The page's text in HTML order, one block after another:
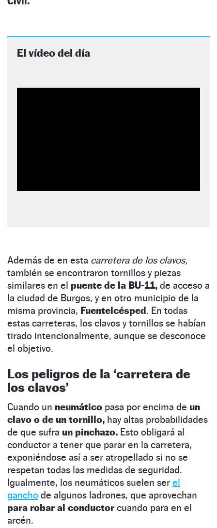
El vídeo del día
Además de en esta carretera de los clavos,
también se encontraron tornillos y piezas
similares en el puente de la BU-11, de acceso a
la ciudad de Burgos, y en otro municipio de la
misma provincia, Fuentelcésped. En todas
estas carreteras, los clavos y tornillos se habían
tirado intencionalmente, aunque se desconoce
el objetivo.
Los peligros de la ‘carretera de
los clavos’
Cuando un neumático pasa por encima de un
clavo o de un tornillo, hay altas probabilidades
de que sufra un pinchazo. Esto obligará al
conductor a tener que parar en la carretera,
exponiéndose así a ser atropellado si no se
respetan todas las medidas de seguridad.
Igualmente, los neumáticos suelen ser el
gancho de algunos ladrones, que aprovechan
para robar al conductorcuando para en el
arcén.